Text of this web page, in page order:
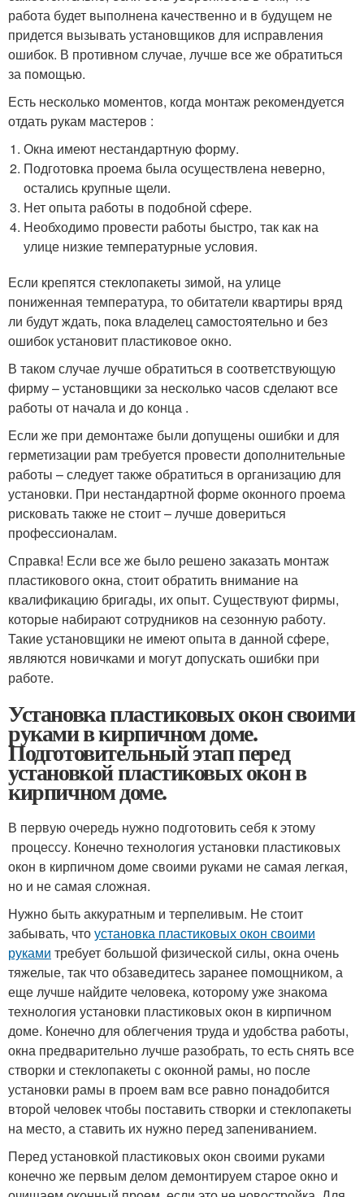
работа будет выполнена качественно и в будущем не
придется вызывать установщиков для исправления
ошибок. В противном случае, лучше все же обратиться
за помощью.
Есть несколько моментов, когда монтаж рекомендуется
отдать рукам мастеров :
Окна имеют нестандартную форму.
Подготовка проема была осуществлена неверно,
остались крупные щели.
Нет опыта работы в подобной сфере.
Необходимо провести работы быстро, так как на
улице низкие температурные условия.
Если крепятся стеклопакеты зимой, на улице
пониженная температура, то обитатели квартиры вряд
ли будут ждать, пока владелец самостоятельно и без
ошибок установит пластиковое окно.
В таком случае лучше обратиться в соответствующую
фирму – установщики за несколько часов сделают все
работы от начала и до конца .
Если же при демонтаже были допущены ошибки и для
герметизации рам требуется провести дополнительные
работы – следует также обратиться в организацию для
установки. При нестандартной форме оконного проема
рисковать также не стоит – лучше довериться
профессионалам.
Справка! Если все же было решено заказать монтаж
пластикового окна, стоит обратить внимание на
квалификацию бригады, их опыт. Существуют фирмы,
которые набирают сотрудников на сезонную работу.
Такие установщики не имеют опыта в данной сфере,
являются новичками и могут допускать ошибки при
работе.
Установка пластиковых окон своими
руками в кирпичном доме.
Подготовительный этап перед
установкой пластиковых окон в
кирпичном доме.
В первую очередь нужно подготовить себя к этому
процессу. Конечно технология установки пластиковых
окон в кирпичном доме своими руками не самая легкая,
но и не самая сложная.
Нужно быть аккуратным и терпеливым. Не стоит
забывать, чтоустановка пластиковых окон своими
руками требует большой физической силы, окна очень
тяжелые, так что обзаведитесь заранее помощником, а
еще лучше найдите человека, которому уже знакома
технология установки пластиковых окон в кирпичном
доме. Конечно для облегчения труда и удобства работы,
окна предварительно лучше разобрать, то есть снять все
створки и стеклопакеты с оконной рамы, но после
установки рамы в проем вам все равно понадобится
второй человек чтобы поставить створки и стеклопакеты
на место, а ставить их нужно перед запениванием.
Перед установкой пластиковых окон своими руками
конечно же первым делом демонтируем старое окно и